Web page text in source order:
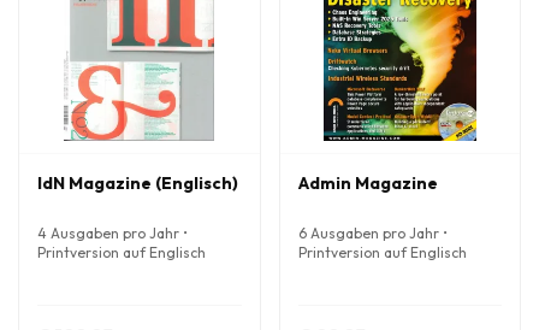
IdN Magazine (Englisch)
4 Ausgaben pro Jahr •
Printversion auf Englisch
Admin Magazine
6 Ausgaben pro Jahr •
Printversion auf Englisch